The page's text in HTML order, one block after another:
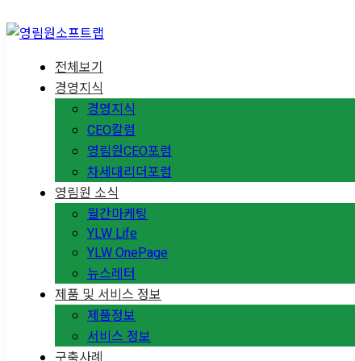
전체보기
경영지식
경영지식
CEO칼럼
영림원CEO포럼
차세대리더포럼
영림원 소식
월간마케팅
YLW Life
YLW OnePage
뉴스레터
제품 및 서비스 정보
제품정보
서비스 정보